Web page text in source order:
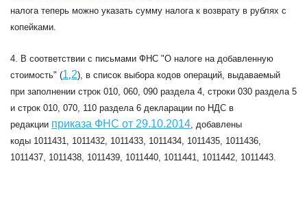
налога теперь можно указать сумму налога к возврату в рублях с
копейками.
4. В соответствии с письмами ФНС "О налоге на добавленную
стоимость" (1,2), в список выбора кодов операций, выдаваемый
при заполнении строк 010, 060, 090 раздела 4, строки 030 раздела 5
и строк 010, 070, 110 раздела 6 декларации по НДС в
редакции приказа ФНС от 29.10.2014, добавлены
коды 1011431, 1011432, 1011433, 1011434, 1011435, 1011436,
1011437, 1011438, 1011439, 1011440, 1011441, 1011442, 1011443.